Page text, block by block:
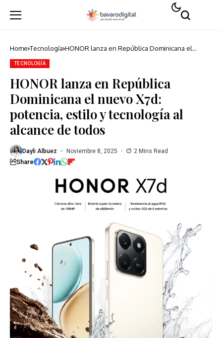
Home Tecnología HONOR lanza en República Dominicana el
TECNOLOGÍA
HONOR lanza en República
Dominicana el nuevo X7d:
potencia, estilo y tecnología al
alcance de todos
Dayli Albuez Noviembre 8, 2025 2 Mins Read
Share